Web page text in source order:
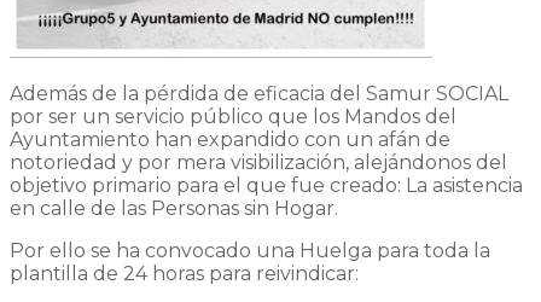
Además de la pérdida de eficacia del Samur SOCIAL
por ser un servicio público que los Mandos del
Ayuntamiento han expandido con un afán de
notoriedad y por mera visibilización, alejándonos del
objetivo primario para el que fue creado: La asistencia
en calle de las Personas sin Hogar.
Por ello se ha convocado una Huelga para toda la
plantilla de 24 horas para reivindicar: